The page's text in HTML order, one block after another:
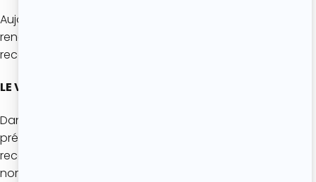
Aujourd’hui, beaucoup préfèrent retirer les noyaux pour
rendre le dessert plus agréable à déguster, mais dans la
recette d’origine, ils étaient bien présents.
LE VRAI CLAFOUTIS EST-IL TOUJOURS AUX CERISES ?
Dans la tradition du Limousin, un véritable clafoutis est
préparé exclusivement avec des cerises. Lorsque la
recette est réalisée avec d’autres fruits, on parle
normalement de